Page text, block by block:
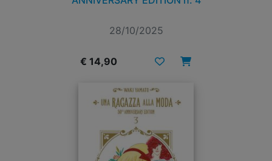
28/10/2025
€ 14,90